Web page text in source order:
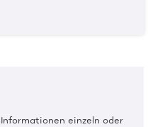
einzeln oder